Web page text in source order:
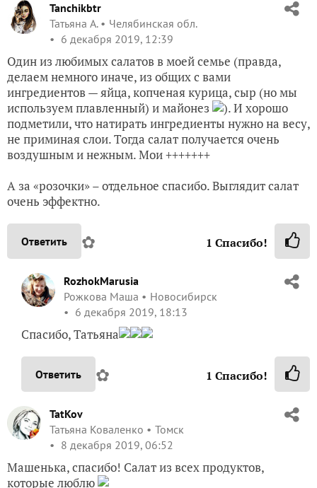
Tanchikbtr
Татьяна А.
Челябинская обл.
6 декабря 2019, 12:39
Один из любимых салатов в моей семье (правда,
делаем немного иначе, из общих с вами
ингредиентов — яйца, копченая курица, сыр (но мы
используем плавленный) и майонез
). И хорошо
подметили, что натирать ингредиенты нужно на весу,
не приминая слои. Тогда салат получается очень
воздушным и нежным. Мои +++++++
А за «розочки» – отдельное спасибо. Выглядит салат
очень эффектно.
Ответить ✿ 1 Спасибо!
RozhokMarusia
Рожкова Маша
Новосибирск
6 декабря 2019, 18:13
Спасибо, Татьяна
Ответить ✿ 1 Спасибо!
TatKov
Татьяна Коваленко
Томск
8 декабря 2019, 06:52
Машенька, спасибо! Салат из всех продуктов,
которые люблю